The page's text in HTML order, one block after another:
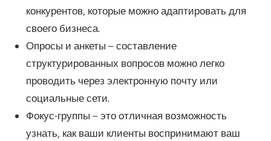
конкурентов, которые можно адаптировать для
своего бизнеса.
Опросы и анкеты – составление
структурированных вопросов можно легко
проводить через электронную почту или
социальные сети.
Фокус-группы – это отличная возможность
узнать, как ваши клиенты воспринимают ваш